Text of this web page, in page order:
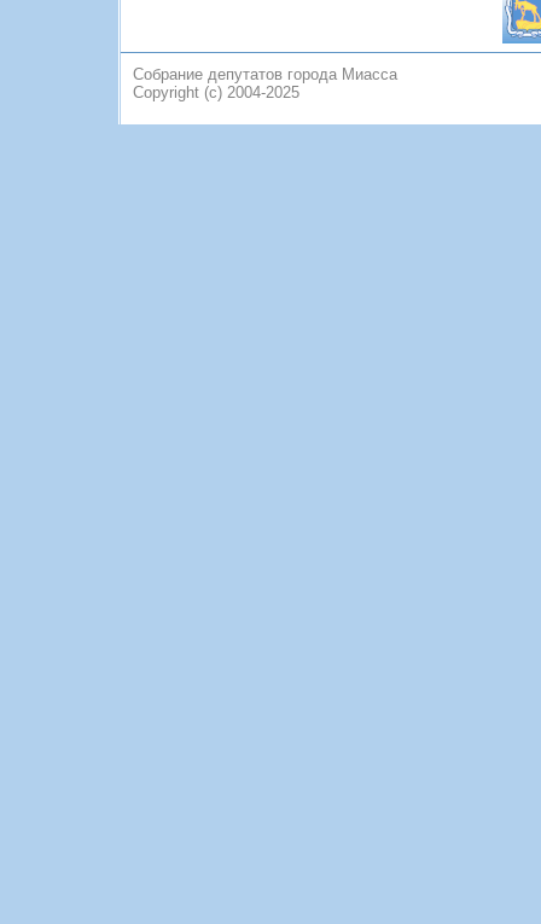
Собрание депутатов города Миасса
Copyright (c) 2004-2025